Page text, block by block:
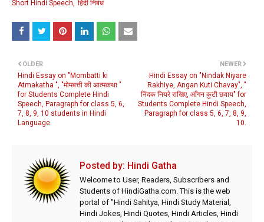
Short Hindi Speech
हिंदी निबंध
NEWER
Hindi Essay on "Nindak Niyare
Rakhiye, Angan Kuti Chavay", "
निंदक नियरे राखिए, आँगन कुटी छवाय" for
Students Complete Hindi Speech,
Paragraph for class 5, 6, 7, 8, 9,
10.
OLDER
Hindi Essay on "Mombatti ki
Atmakatha ", "मोमबत्ती की आत्मकथा "
for Students Complete Hindi
Speech, Paragraph for class 5, 6,
7, 8, 9, 10 students in Hindi
Language.
Posted by: Hindi Gatha
Welcome to User, Readers, Subscribers and
Students of HindiGatha.com. This is the web
portal of "Hindi Sahitya, Hindi Study Material,
Hindi Jokes, Hindi Quotes, Hindi Articles, Hindi